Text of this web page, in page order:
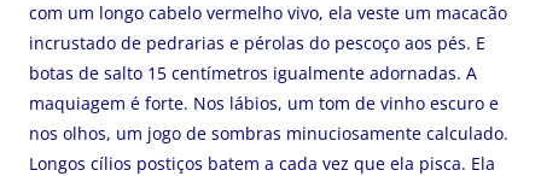
com um longo cabelo vermelho vivo, ela veste um macacão
incrustado de pedrarias e pérolas do pescoço aos pés. E
botas de salto 15 centímetros igualmente adornadas. A
maquiagem é forte. Nos lábios, um tom de vinho escuro e
nos olhos, um jogo de sombras minuciosamente calculado.
Longos cílios postiços batem a cada vez que ela pisca. Ela